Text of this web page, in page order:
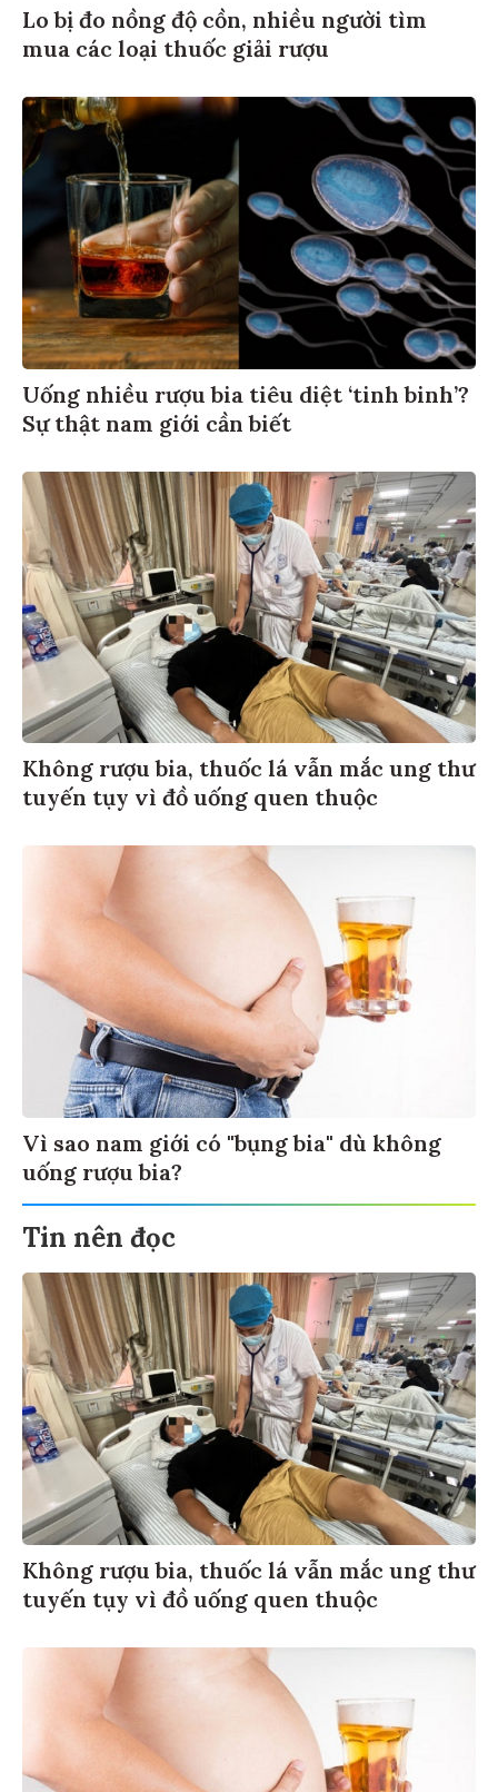
Lo bị đo nồng độ cồn, nhiều người tìm
mua các loại thuốc giải rượu
Uống nhiều rượu bia tiêu diệt ‘tinh binh’?
Sự thật nam giới cần biết
Không rượu bia, thuốc lá vẫn mắc ung thư
tuyến tụy vì đồ uống quen thuộc
Vì sao nam giới có "bụng bia" dù không
uống rượu bia?
Tin nên đọc
Không rượu bia, thuốc lá vẫn mắc ung thư
tuyến tụy vì đồ uống quen thuộc